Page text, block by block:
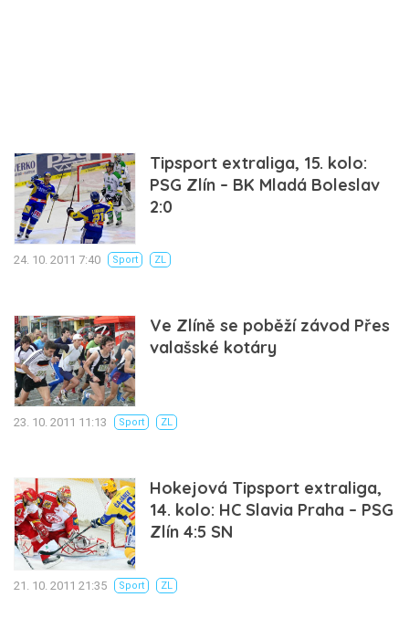
Tipsport extraliga, 15. kolo:
PSG Zlín – BK Mladá Boleslav
2:0
24. 10. 2011 7:40 Sport ZL
Ve Zlíně se poběží závod Přes
valašské kotáry
23. 10. 2011 11:13 Sport ZL
Hokejová Tipsport extraliga,
14. kolo: HC Slavia Praha – PSG
Zlín 4:5 SN
21. 10. 2011 21:35 Sport ZL